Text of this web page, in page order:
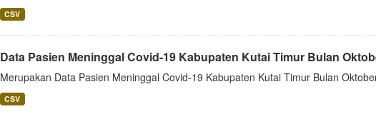
CSV
Data Pasien Meninggal Covid-19 Kabupaten Kutai Timur Bulan
Merupakan Data Pasien Meninggal Covid-19 Kabupaten Kutai Timur Bulan
CSV